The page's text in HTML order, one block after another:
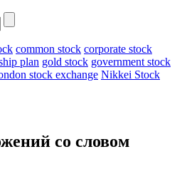
common stock corporate stock
plan gold stock government stock
stock exchange Nikkei Stock
со словом